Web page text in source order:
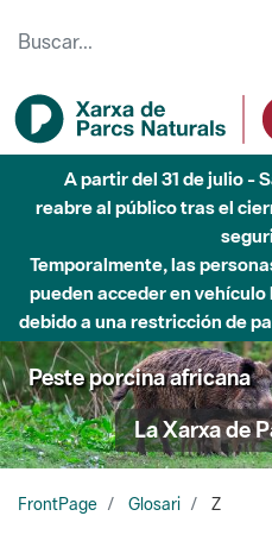
A partir del 31 de julio -
reabre al público tras el
Temporalmente, las
pueden acceder en
debido a una restricción de
Peste porcina africana
La Xarxa de
FrontPage Glosari Z